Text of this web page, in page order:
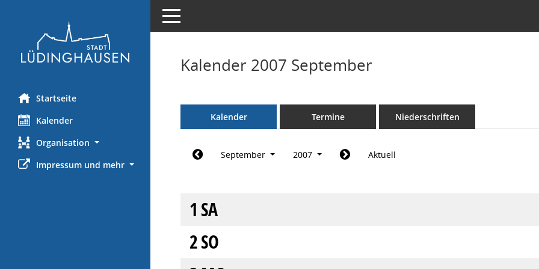
Startseite
Kalender
Organisation
Impressum und mehr
Toggle navigation
Kalender 2007 September
Kalender Termine Niederschriften
September 2007 Aktuell
1 SA
2SO